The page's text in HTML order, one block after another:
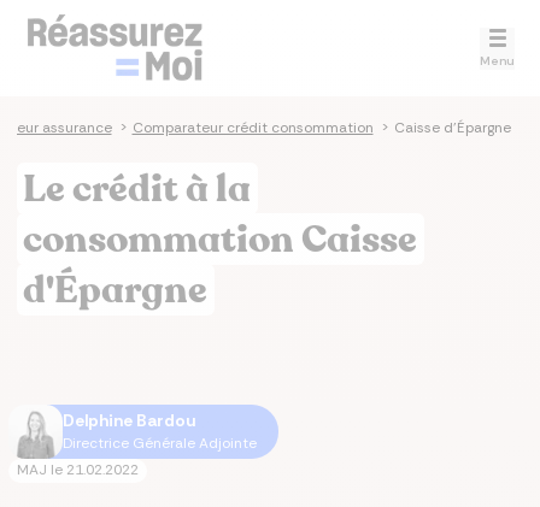
Menu
assurance > Comparateur crédit consommation > Caisse d'Épargne
Le crédit à la
consommation Caisse
d'Épargne
Delphine Bardou
Directrice Générale Adjointe
MAJ le 21.02.2022